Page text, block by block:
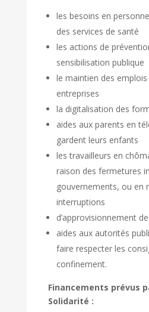
les besoins en
des services de santé
les actions de
sensibilisation publique
le maintien des emplois
entreprises
la digitalisation des
aides aux parents en
gardent leurs enfants
les travailleurs en
raison des fermetures
gouvernements, ou en
interruptions
d’approvisionnement
aides aux autorités
faire respecter les
confinement.
Financements prévus
Solidarité :